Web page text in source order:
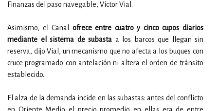
Finanzas del paso navegable, Víctor Vial.
Asimismo, el Canal ofrece entre cuatro y cinco cupos diarios
mediante el sistema de subasta a los barcos que llegan sin
reserva, dijo Vial, un mecanismo que no afecta a los buques con
cruce programado con antelación ni altera el orden de tránsito
establecido.
El alza de la demanda incide en las subastas: antes del conflicto